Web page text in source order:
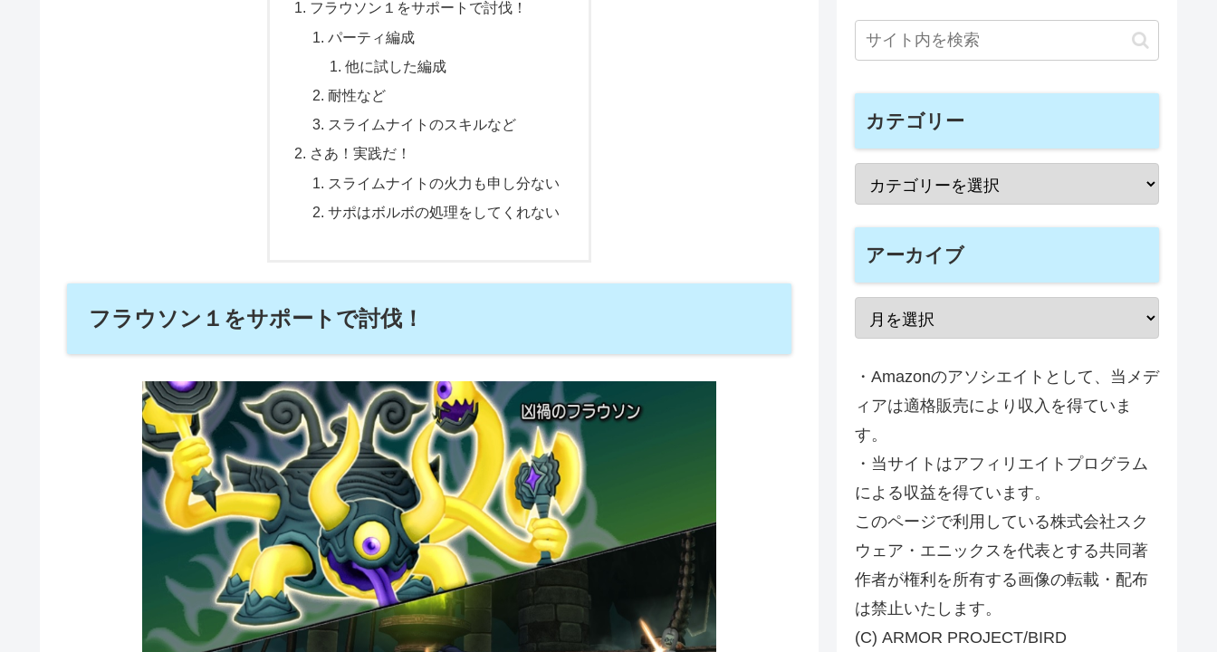
フラウソン１をサポートで討伐！
パーティ編成
他に試した編成
耐性など
スライムナイトのスキルなど
さあ！実践だ！
スライムナイトの火力も申し分ない
サポはボルボの処理をしてくれない
フラウソン１をサポートで討伐！
カテゴリー
アーカイブ
・Amazonのアソシエイトとして、当メデ
ィアは適格販売により収入を得ていま
す。
・当サイトはアフィリエイトプログラム
による収益を得ています。
このページで利用している株式会社スク
ウェア・エニックスを代表とする共同著
作者が権利を所有する画像の転載・配布
は禁止いたします。
(C) ARMOR PROJECT/BIRD